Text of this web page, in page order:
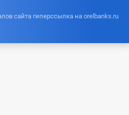
сайта гиперссылка на orelbanks.ru